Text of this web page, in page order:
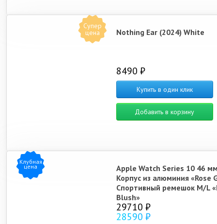
Супер
цена Nothing Ear (2024) White
8490 ₽
Купить в один клик
Добавить в корзину
Клубная
цена
Apple Watch Series 10 46
Корпус из алюминия «Rose
Спортивный ремешок M/L
Blush»
29710 ₽
28590 ₽